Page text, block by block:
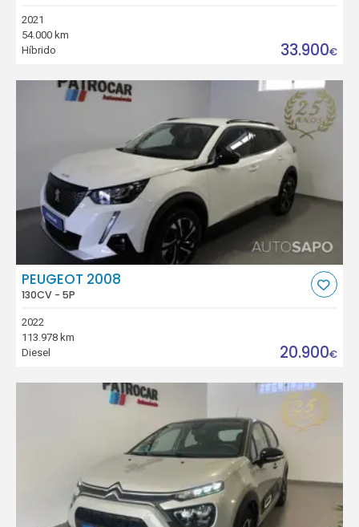
2021
54.000 km
Híbrido
33.900€
PEUGEOT 2008
130CV - 5P
2022
113.978 km
Diesel
20.900€